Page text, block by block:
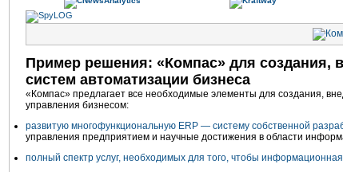
Пример решения: «Компас» для создания,
систем автоматизации бизнеса
«Компас» предлагает все необходимые элементы для создания,
управления бизнесом:
развитую многофункциональную ERP — систему собственной
управления предприятием и научные достижения в области
полный спектр услуг, необходимых для того, чтобы